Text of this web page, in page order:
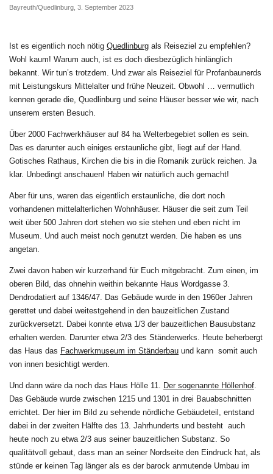
Bayreuth/Quedlinburg, 3. September 2023
Ist es eigentlich noch nötig Quedlinburg als Reiseziel zu empfehlen?
Wohl kaum! Warum auch, ist es doch diesbezüglich hinlänglich
bekannt. Wir tun’s trotzdem. Und zwar als Reiseziel für Profanbaunerds
mit Leistungskurs Mittelalter und frühe Neuzeit. Obwohl … vermutlich
kennen gerade die, Quedlinburg und seine Häuser besser wie wir, nach
unserem ersten Besuch.
Über 2000 Fachwerkhäuser auf 84 ha Welterbegebiet sollen es sein.
Das es darunter auch einiges erstaunliche gibt, liegt auf der Hand.
Gotisches Rathaus, Kirchen die bis in die Romanik zurück reichen. Ja
klar. Unbedingt anschauen! Haben wir natürlich auch gemacht!
Aber für uns, waren das eigentlich erstaunliche, die dort noch
vorhandenen mittelalterlichen Wohnhäuser. Häuser die seit zum Teil
weit über 500 Jahren dort stehen wo sie stehen und eben nicht im
Museum. Und auch meist noch genutzt werden. Die haben es uns
angetan.
Zwei davon haben wir kurzerhand für Euch mitgebracht. Zum einen, im
oberen Bild, das ohnehin weithin bekannte Haus Wordgasse 3.
Dendrodatiert auf 1346/47. Das Gebäude wurde in den 1960er Jahren
gerettet und dabei weitestgehend in den bauzeitlichen Zustand
zurückversetzt. Dabei konnte etwa 1/3 der bauzeitlichen Bausubstanz
erhalten werden. Darunter etwa 2/3 des Ständerwerks. Heute beherbergt
das Haus das Fachwerkmuseum im Ständerbau und kann somit auch
von innen besichtigt werden.
Und dann wäre da noch das Haus Hölle 11. Der sogenannte Höllenhof.
Das Gebäude wurde zwischen 1215 und 1301 in drei Bauabschnitten
errichtet. Der hier im Bild zu sehende nördliche Gebäudeteil, entstand
dabei in der zweiten Hälfte des 13. Jahrhunderts und besteht auch
heute noch zu etwa 2/3 aus seiner bauzeitlichen Substanz. So
qualitätvoll gebaut, dass man an seiner Nordseite den Eindruck hat, als
stünde er keinen Tag länger als es der barock anmutende Umbau im